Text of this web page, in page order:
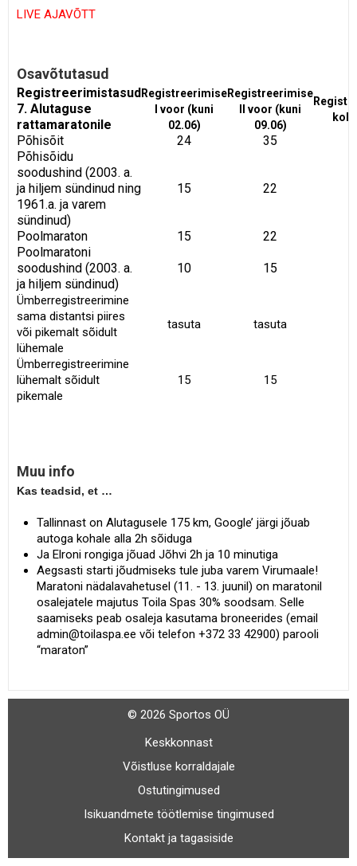
LIVE AJAVÕTT
Osavõtutasud
Registreerimistasud
7. Alutaguse
rattamaratonile
Registreerimise
I voor (kuni
02.06)
Registreerimise
II voor (kuni
09.06)
Põhisõit 24 35
Põhisõidu
soodushind (2003. a.
ja hiljem sündinud ning
1961.a. ja varem
sündinud)
15 22
Poolmaraton 15 22
Poolmaratoni
soodushind (2003. a.
ja hiljem sündinud)
10 15
Ümberregistreerimine
sama distantsi piires
või pikemalt sõidult
lühemale
tasuta tasuta
Ümberregistreerimine
lühemalt sõidult
pikemale
15 15
Muu info
Kas teadsid, et …
Tallinnast on Alutagusele 175 km, Google’ järgi jõuab
autoga kohale alla 2h sõiduga
Ja Elroni rongiga jõuad Jõhvi 2h ja 10 minutiga
Aegsasti starti jõudmiseks tule juba varem Virumaale!
Maratoni nädalavahetusel (11. - 13. juunil) on maratonil
osalejatele majutus Toila Spas 30% soodsam. Selle
saamiseks peab osaleja kasutama broneerides (email
admin@toilaspa.ee või telefon +372 33 42900) parooli
“maraton”
© 2026 Sportos OÜ
Keskkonnast
Võistluse korraldajale
Ostutingimused
Isikuandmete töötlemise tingimused
Kontakt ja tagasiside